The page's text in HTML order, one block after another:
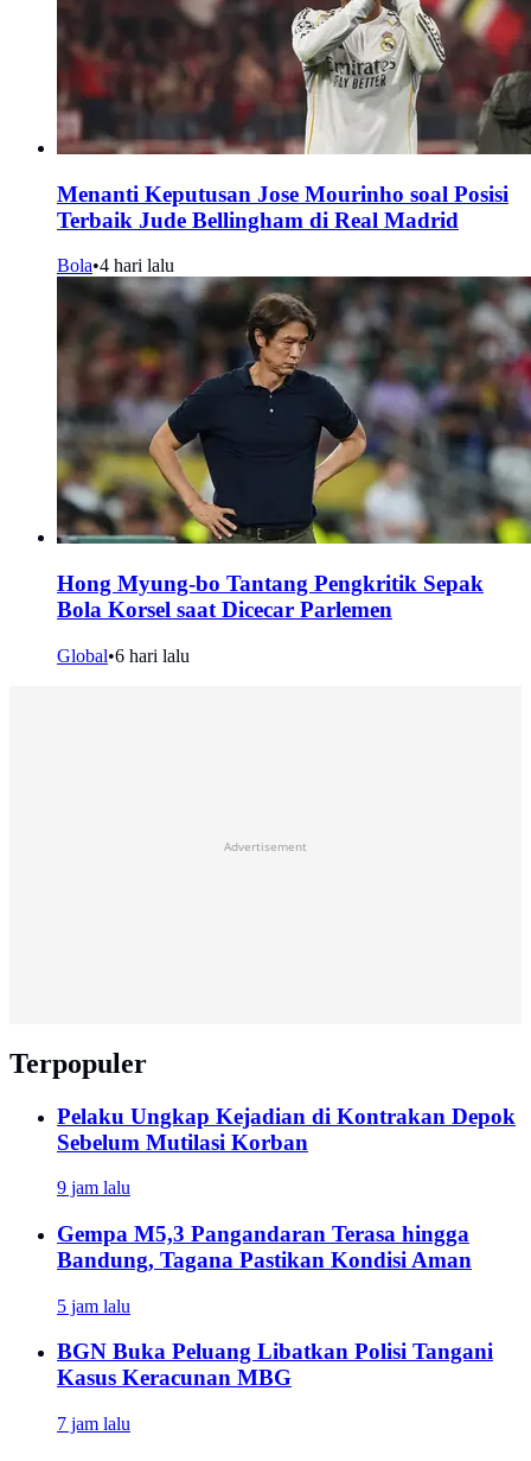
Menanti Keputusan Jose Mourinho soal Posisi
Terbaik Jude Bellingham di Real Madrid
Bola•4 hari lalu
Hong Myung-bo Tantang Pengkritik Sepak
Bola Korsel saat Dicecar Parlemen
Global•6 hari lalu
Advertisement
Terpopuler
Pelaku Ungkap Kejadian di Kontrakan Depok
Sebelum Mutilasi Korban
9 jam lalu
Gempa M5,3 Pangandaran Terasa hingga
Bandung, Tagana Pastikan Kondisi Aman
5 jam lalu
BGN Buka Peluang Libatkan Polisi Tangani
Kasus Keracunan MBG
7 jam lalu